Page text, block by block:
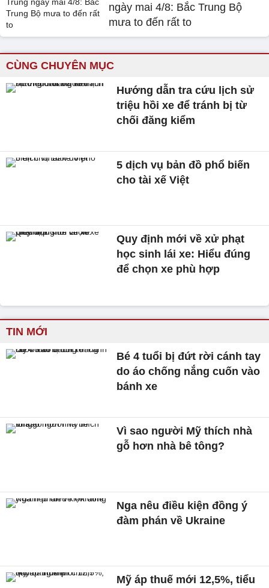
ngày mai 4/8: Bắc Trung Bộ
mưa to đến rất to
CÙNG CHUYÊN MỤC
Hướng dẫn tra cứu lịch sử
triệu hồi xe để tránh bị từ
chối đăng kiểm
5 dịch vụ bản đồ phổ biến
cho tài xế Việt
Quy định mới về xử phạt
học sinh lái xe: Hiểu đúng
để chọn xe phù hợp
TIN MỚI
Bé 4 tuổi bị đứt rời cánh tay
do áo chống nắng cuốn vào
bánh xe
Vì sao người Mỹ thích nhà
gỗ hơn nhà bê tông?
Nga nêu điều kiện đồng ý
đàm phán về Ukraine
Mỹ áp thuế mới 12,5%, tiểu